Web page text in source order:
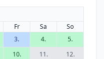
Fr Sa
So
3. 4.
5.
10. 11.
12.